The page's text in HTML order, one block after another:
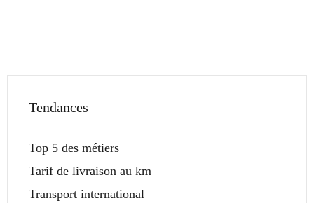
Tendances
Top 5 des métiers
Tarif de livraison au km
Transport international